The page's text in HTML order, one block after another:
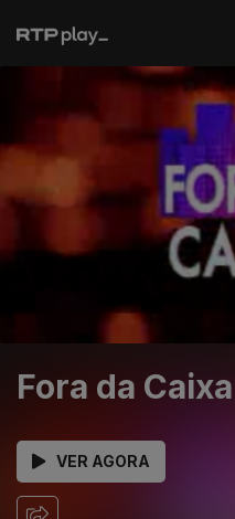
Fora da Caixa
VER AGORA